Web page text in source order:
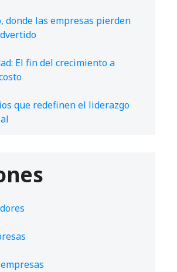
donde las empresas pierden
El fin del crecimiento a
que redefinen el liderazgo